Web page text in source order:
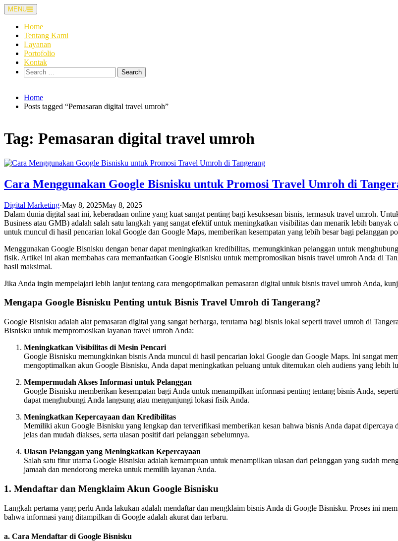
Skip
to
content
MENU
Home
Tentang Kami
Layanan
Portofolio
Kontak
Search
for:
Home
Posts tagged “Pemasaran digital travel umroh”
Tag: Pemasaran digital travel umroh
Cara Menggunakan Google Bisnisku untuk Promosi Travel Umroh di
Digital Marketing·May 8, 2025May 8, 2025
Dalam dunia digital saat ini, keberadaan online yang kuat sangat penting bagi kesuksesan bisnis, termasuk travel umroh.
Business atau GMB) adalah salah satu langkah yang sangat efektif untuk meningkatkan visibilitas dan menarik lebih banyak
untuk muncul di hasil pencarian lokal Google dan Google Maps, memberikan kesempatan yang lebih besar bagi pelanggan
Menggunakan Google Bisnisku dengan benar dapat meningkatkan kredibilitas, memungkinkan pelanggan untuk
fisik. Artikel ini akan membahas cara memanfaatkan Google Bisnisku untuk mempromosikan bisnis travel umroh Anda di
hasil maksimal.
Jika Anda ingin mempelajari lebih lanjut tentang cara mengoptimalkan pemasaran digital untuk bisnis travel umroh Anda,
Mengapa Google Bisnisku Penting untuk Bisnis Travel Umroh di Tangerang?
Google Bisnisku adalah alat pemasaran digital yang sangat berharga, terutama bagi bisnis lokal seperti travel umroh di
Bisnisku untuk mempromosikan layanan travel umroh Anda:
Meningkatkan Visibilitas di Mesin Pencari
Google Bisnisku memungkinkan bisnis Anda muncul di hasil pencarian lokal Google dan Google Maps. Ini sangat
mengoptimalkan akun Google Bisnisku, Anda dapat meningkatkan peluang untuk ditemukan oleh audiens yang lebih
Mempermudah Akses Informasi untuk Pelanggan
Google Bisnisku memberikan kesempatan bagi Anda untuk menampilkan informasi penting tentang bisnis Anda,
dapat menghubungi Anda langsung atau mengunjungi lokasi fisik Anda.
Meningkatkan Kepercayaan dan Kredibilitas
Memiliki akun Google Bisnisku yang lengkap dan terverifikasi memberikan kesan bahwa bisnis Anda dapat
jelas dan mudah diakses, serta ulasan positif dari pelanggan sebelumnya.
Ulasan Pelanggan yang Meningkatkan Kepercayaan
Salah satu fitur utama Google Bisnisku adalah kemampuan untuk menampilkan ulasan dari pelanggan yang sudah
jamaah dan mendorong mereka untuk memilih layanan Anda.
1. Mendaftar dan Mengklaim Akun Google Bisnisku
Langkah pertama yang perlu Anda lakukan adalah mendaftar dan mengklaim bisnis Anda di Google Bisnisku. Proses ini
bahwa informasi yang ditampilkan di Google adalah akurat dan terbaru.
a. Cara Mendaftar di Google Bisnisku